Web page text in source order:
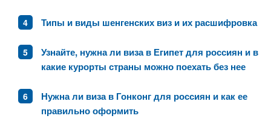
Типы и виды шенгенских виз и их расшифровка
Узнайте, нужна ли виза в Египет для россиян и в
какие курорты страны можно поехать без нее
Нужна ли виза в Гонконг для россиян и как ее
правильно оформить